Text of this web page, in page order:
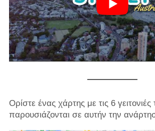
Ορίστε ένας χάρτης με τις 6 γειτονιές
παρουσιάζονται σε αυτήν την